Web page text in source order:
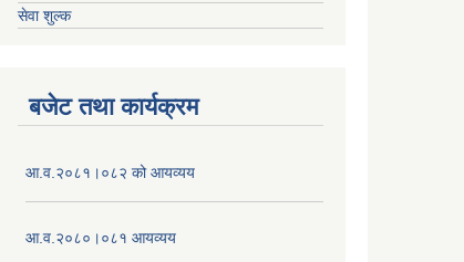
सेवा शुल्क
बजेट तथा कार्यक्रम
आ.व.२०८१।०८२ को आयव्यय
आ.व.२०८०।०८१ आयव्यय